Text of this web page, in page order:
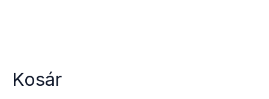
Kosár